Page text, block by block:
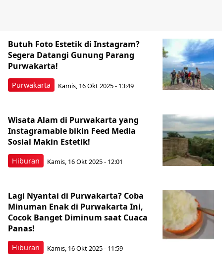
Purwakarta
Butuh Foto Estetik di Instagram?
Segera Datangi Gunung Parang
Purwakarta!
Kamis, 16 Okt 2025 - 13:49
Hiburan
Wisata Alam di Purwakarta yang
Instagramable bikin Feed Media
Sosial Makin Estetik!
Kamis, 16 Okt 2025 - 12:01
Hiburan
Lagi Nyantai di Purwakarta? Coba
Minuman Enak di Purwakarta Ini,
Cocok Banget Diminum saat Cuaca
Panas!
Kamis, 16 Okt 2025 - 11:59